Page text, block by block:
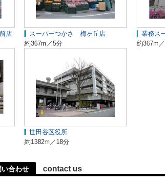
店
スーパーつかさ 梅ヶ丘店
約367m／5分
業務ス
約367m
世田谷区役所
約1382m／18分
合わせ contact us